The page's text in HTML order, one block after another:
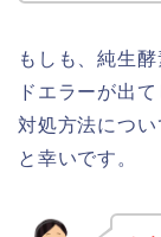
もしも、純生
ドエラーが出
対処方法につ
と幸いです。